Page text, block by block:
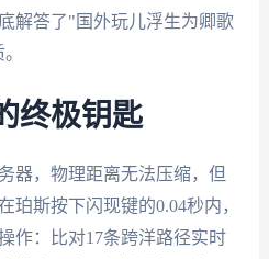
解答了"国外玩儿浮生为卿歌
终极钥匙
器，物理距离无法压缩，但
珀斯按下闪现键的0.04秒内，
作：比对17条跨洋路径实时